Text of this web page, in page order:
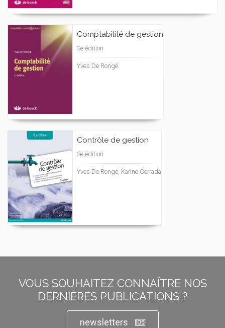
Comptabilité de gestion
3e édition
Yves De Rongé
Contrôle de gestion
3e édition
Yves De Rongé, Karine Cerrada
VOUS SOUHAITEZ CONNAÎTRE NOS
DERNIÈRES PUBLICATIONS ?
newsletters